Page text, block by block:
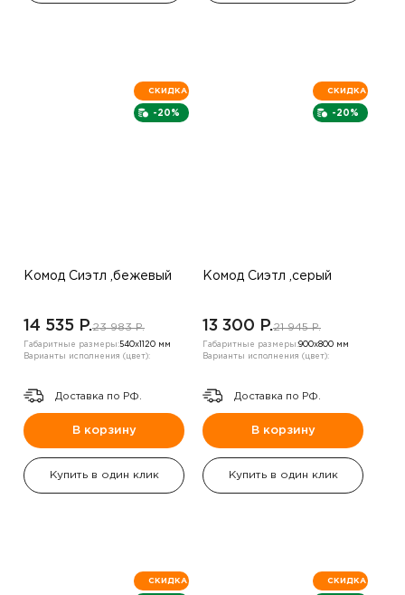
-20%
СКИДКА
Комод Сиэтл ,бежевый
14 535 P.23 983 P.
Габаритные размеры:540х1120 мм
Варианты исполнения (цвет):
Доставка по РФ.
В корзину
Купить в один клик
-20%
СКИДКА
Комод Сиэтл ,серый
13 300 P.21 945 P.
Габаритные размеры:900х800 мм
Варианты исполнения (цвет):
Доставка по РФ.
В корзину
Купить в один клик
СКИДКА СКИДКА